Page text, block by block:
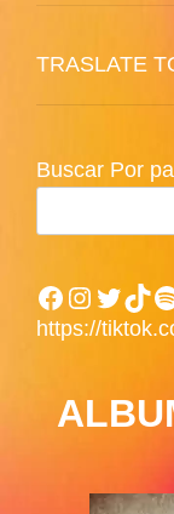
TRASLATE
Buscar Por
Facebook
https://